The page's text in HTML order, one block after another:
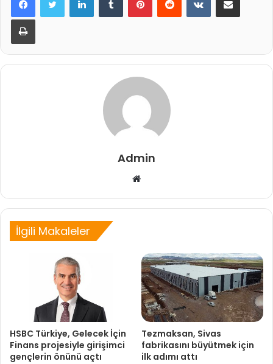
Yazdır
Admin
Web
İlgili Makaleler
HSBC Türkiye, Gelecek İçin
Finans projesiyle girişimci
gençlerin önünü açtı
Tezmaksan, Sivas
fabrikasını büyütmek için
ilk adımı attı